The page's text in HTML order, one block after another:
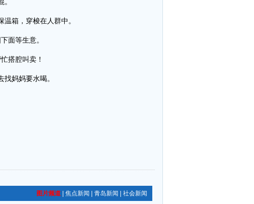
箱，穿梭在人群中。
面等生意。
搭腔叫卖！
妈妈要水喝。
图片频道 焦点新闻 青岛新闻 社会新闻